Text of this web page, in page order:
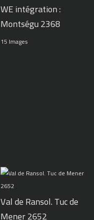
WE intégration :
Montségu 2368
15 Images
Val de Ransol. Tuc de
Mener 2652